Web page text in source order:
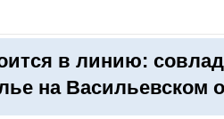
в линию:
на Васильевском